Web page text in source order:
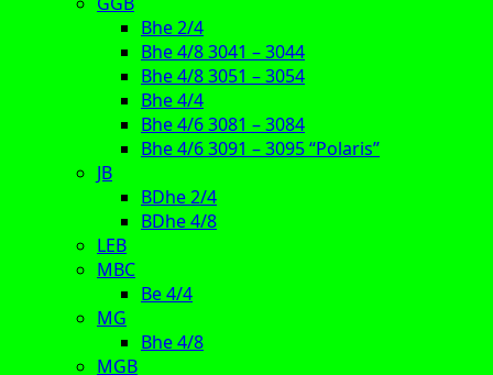
Bhe 2/4
Bhe 4/8 3041 – 3044
Bhe 4/8 3051 – 3054
Bhe 4/4
Bhe 4/6 3081 – 3084
Bhe 4/6 3091 – 3095 “Polaris”
JB
BDhe 2/4
BDhe 4/8
LEB
MBC
Be 4/4
MG
Bhe 4/8
MGB